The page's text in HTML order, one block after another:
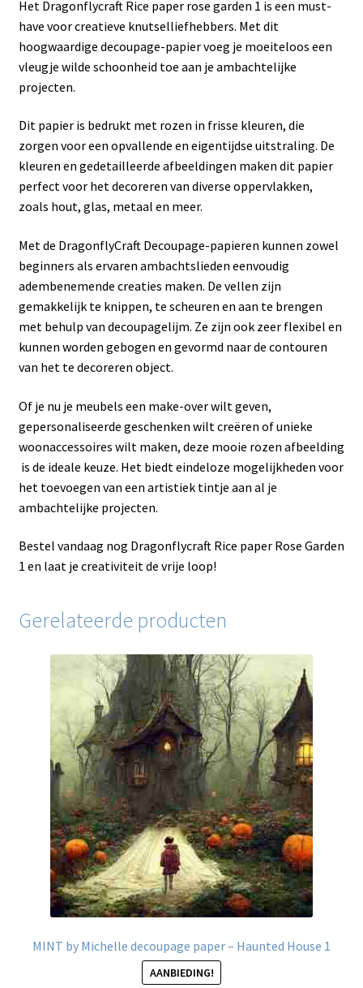
Het Dragonflycraft Rice paper rose garden 1 is een must-
have voor creatieve knutselliefhebbers. Met dit
hoogwaardige decoupage-papier voeg je moeiteloos een
vleugje wilde schoonheid toe aan je ambachtelijke
projecten.
Dit papier is bedrukt met rozen in frisse kleuren, die
zorgen voor een opvallende en eigentijdse uitstraling. De
kleuren en gedetailleerde afbeeldingen maken dit papier
perfect voor het decoreren van diverse oppervlakken,
zoals hout, glas, metaal en meer.
Met de DragonflyCraft Decoupage-papieren kunnen zowel
beginners als ervaren ambachtslieden eenvoudig
adembenemende creaties maken. De vellen zijn
gemakkelijk te knippen, te scheuren en aan te brengen
met behulp van decoupagelijm. Ze zijn ook zeer flexibel en
kunnen worden gebogen en gevormd naar de contouren
van het te decoreren object.
Of je nu je meubels een make-over wilt geven,
gepersonaliseerde geschenken wilt creëren of unieke
woonaccessoires wilt maken, deze mooie rozen afbeelding
is de ideale keuze. Het biedt eindeloze mogelijkheden voor
het toevoegen van een artistiek tintje aan al je
ambachtelijke projecten.
Bestel vandaag nog Dragonflycraft Rice paper Rose Garden
1 en laat je creativiteit de vrije loop!
Gerelateerde producten
MINT by Michelle decoupage paper – Haunted House 1
AANBIEDING!